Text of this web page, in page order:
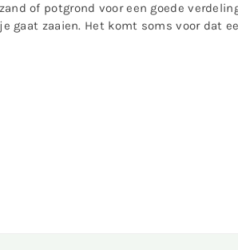
of potgrond voor een goede
gaat zaaien. Het komt soms voor dat